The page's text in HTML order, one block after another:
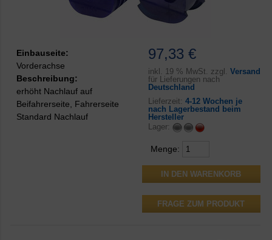
97,33 €
inkl. 19 % MwSt. zzgl. Versand
für Lieferungen nach
Deutschland
Lieferzeit: 4-12 Wochen je
nach Lagerbestand beim
Hersteller
Lager:
Menge:
FRAGE ZUM PRODUKT
Einbauseite:
Vorderachse
Beschreibung:
erhöht Nachlauf auf
Beifahrerseite, Fahrerseite
Standard Nachlauf